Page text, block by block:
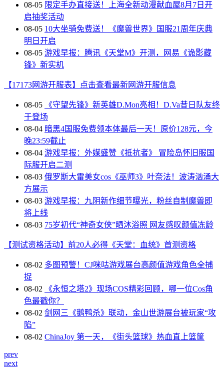
08-05 限定手办直接送！上海全新动漫献血屋8月7日开
启抽奖活动
08-05 10大坐骑免费送！《魔兽世界》国服21周年庆典
明日开启
08-05 游戏早报：腾讯《天堂M》开测，网易《诡影藏
锋》新实机
【17173网游开服表】点击查看最新网游开服信息
08-05
《守望先锋》新英雄D.Mon亮相！D.Va昔日队友终
于登场
08-04 暗黑4国服免费领本体最后一天！原价128元，今
晚23:59截止
08-04 游戏早报：外媒盛赞《抵抗者》 冒险岛怀旧服国
际服开启二测
08-03 俄罗斯大雷美女cos《巫师3》叶奈法！波涛汹涌大
方展示
08-03 游戏早报：九阴新作细节曝光，粉丝自制魔兽即
将上线
08-03 75岁初代“神奇女侠”晒沐浴照 网友感叹颜值冻龄
【测试资格活动】前20人必得《天堂：血统》首测资格
08-02 多图预警！CJ咪咕游戏展台高颜值游戏角色全捕
捉
08-02
《永恒之塔2》现场COS精彩回顾，哪一位Cos角
色最戳你？
08-02 剑网三《鹅鸭杀》联动，金山世游展台被玩家“攻
陷”
08-02 ChinaJoy 第一天，《街头篮球》热血直上篮筐
prev
next